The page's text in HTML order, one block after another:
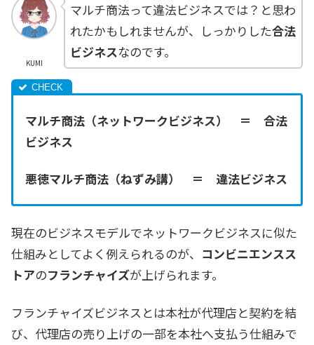
KUMI
マルチ商法って違法ビジネスでは？と思わ
れたかもしれませんが、しっかりした合法
ビジネスなのです。
マルチ商法（ネットワークビジネス） ＝ 合法
ビジネス
悪徳マルチ商法（ねずみ講） ＝ 違法ビジネス
現在のビジネスモデルでネットワークビジネスに似た
仕組みとしてよく例えられるのが、 コンビニエンスス
トアのフランチャイズが上げられます。
フランチャイズビジネスとは本社が代理店と契約を結
び、代理店の売り上げの一部を本社へ支払う仕組みで